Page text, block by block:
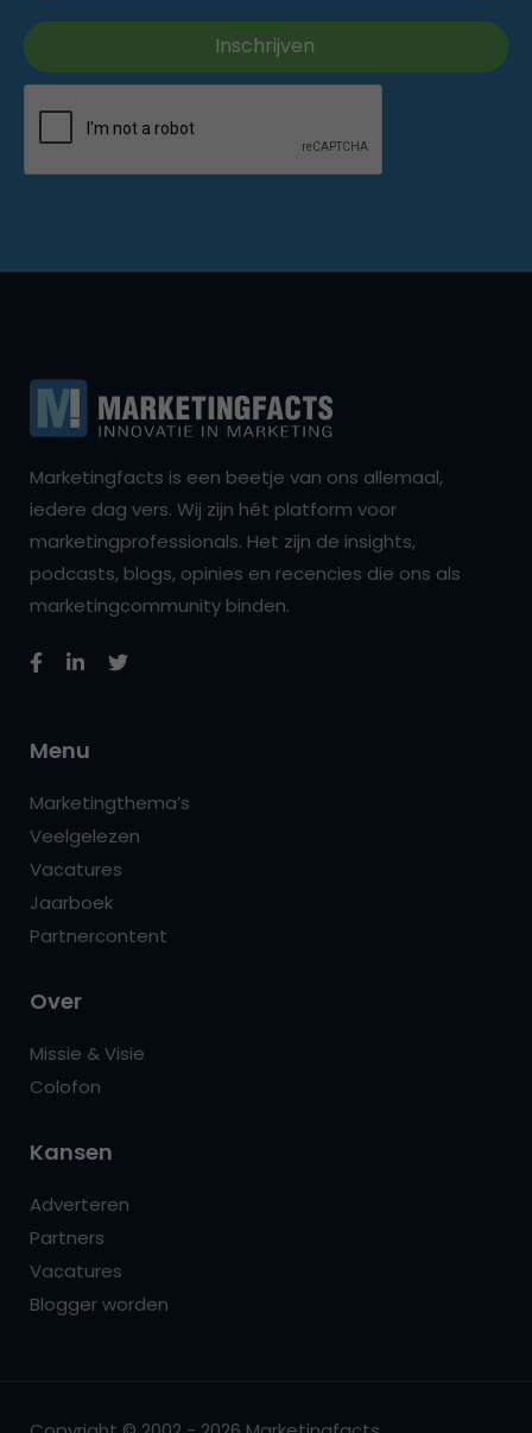
Marketingfacts is een beetje van ons allemaal,
iedere dag vers. Wij zijn hét platform voor
marketingprofessionals. Het zijn de insights,
podcasts, blogs, opinies en recencies die ons als
marketingcommunity binden.
Menu
Marketingthema’s
Veelgelezen
Vacatures
Jaarboek
Partnercontent
Over
Missie & Visie
Colofon
Kansen
Adverteren
Partners
Vacatures
Blogger worden